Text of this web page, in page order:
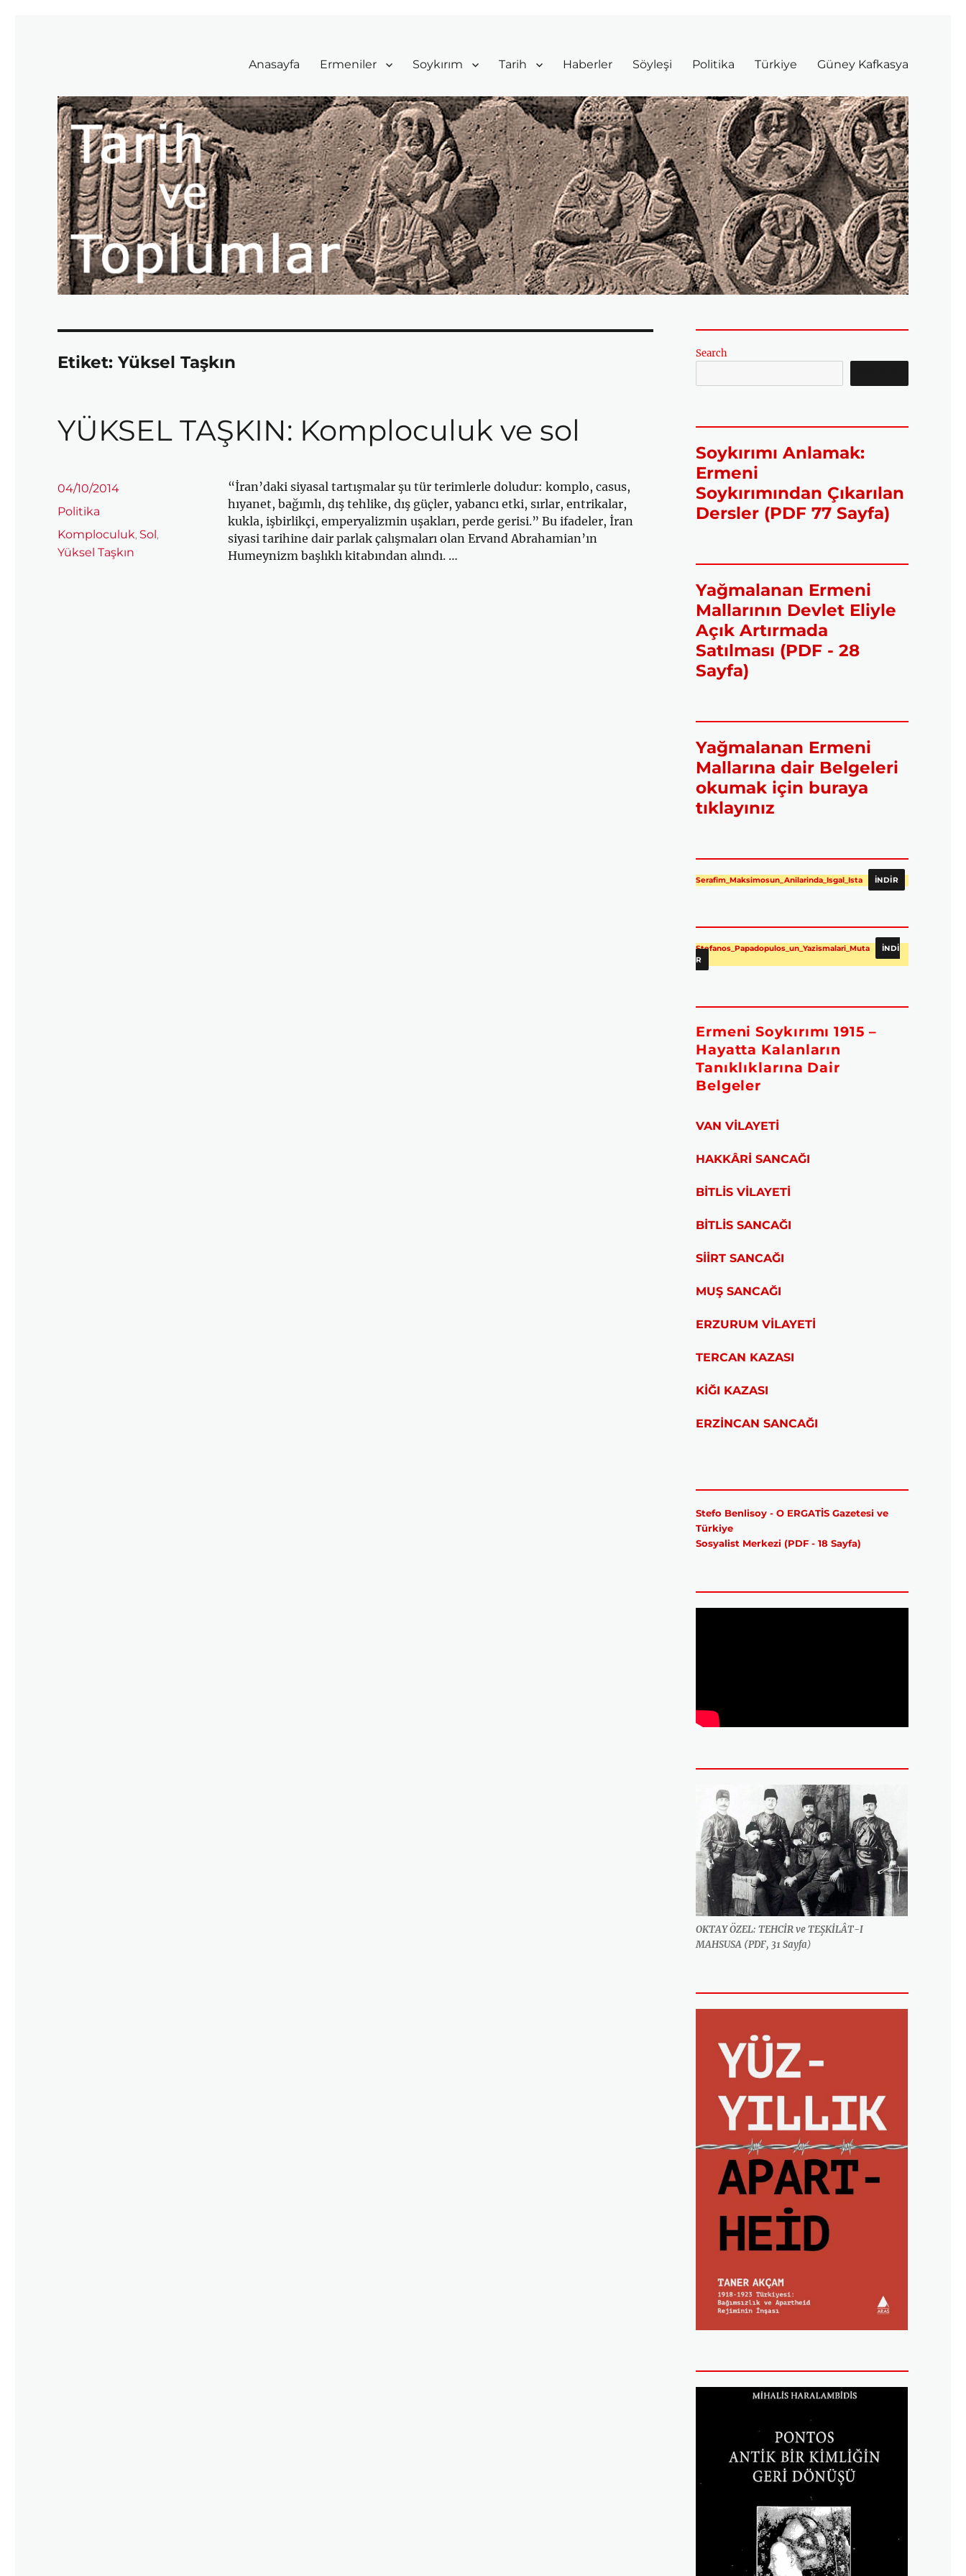
Tarih ve ToplumlarAnasayfa Ermeniler Soykırım Tarih Haberler Söyleşi Politika Türkiye Güney Kafkasya
Etiket:Yüksel Taşkın
YÜKSEL TAŞKIN: Komploculuk ve sol
“İran’daki siyasal tartışmalar şu tür terimlerle doludur: komplo, casus,
hıyanet, bağımlı, dış tehlike, dış güçler, yabancı etki, sırlar, entrikalar,
kukla, işbirlikçi, emperyalizmin uşakları, perde gerisi.” Bu ifadeler, İran
siyasi tarihine dair parlak çalışmaları olan Ervand Abrahamian’ın
Humeynizm başlıklı kitabından alındı. …
Yayın
04/10/2014
Kategoriler
Politika
Etiketler
Komploculuk, Sol,
Yüksel Taşkın
Search
Soykırımı Anlamak:
Ermeni
Soykırımından Çıkarılan
Dersler (PDF 77 Sayfa)
Yağmalanan Ermeni
Mallarının Devlet Eliyle
Açık Artırmada
Satılması (PDF - 28
Sayfa)
Yağmalanan Ermeni
Mallarına dair Belgeleri
okumak için buraya
tıklayınız
Serafim_Maksimosun_Anilarinda_Isgal_Ista İNDIR
Stefanos_Papadopulos_un_Yazismalari_Muta
İNDI
R
Ermeni Soykırımı 1915 –
Hayatta Kalanların
Tanıklıklarına Dair
Belgeler
VAN VİLAYETİ
HAKKÂRİ SANCAĞI
BİTLİS VİLAYETİ
BİTLİS SANCAĞI
SİİRT SANCAĞI
MUŞ SANCAĞI
ERZURUM VİLAYETİ
TERCAN KAZASI
KİĞI KAZASI
ERZİNCAN SANCAĞI
Stefo Benlisoy - O ERGATİS Gazetesi ve
Türkiye
Sosyalist Merkezi (PDF - 18 Sayfa)
OKTAY ÖZEL: TEHCİR ve TEŞKİLÂT-I
MAHSUSA (PDF, 31 Sayfa)